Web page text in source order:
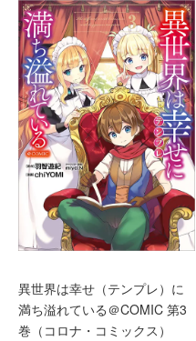
異世界は幸せ（テンプレ）に
満ち溢れている＠COMIC 第3
巻（コロナ・コミックス）